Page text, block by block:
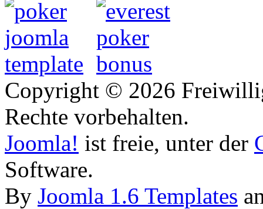
Copyright © 2026
Rechte vorbehalten.
Joomla! ist freie, unter der
Software.
By Joomla 1.6 Templates